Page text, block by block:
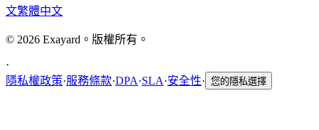
文繁體中文
© 2026 Exayard。版權所有。
·
隱私權政策·服務條款·DPA·SLA·安全性· 您的隱私選擇